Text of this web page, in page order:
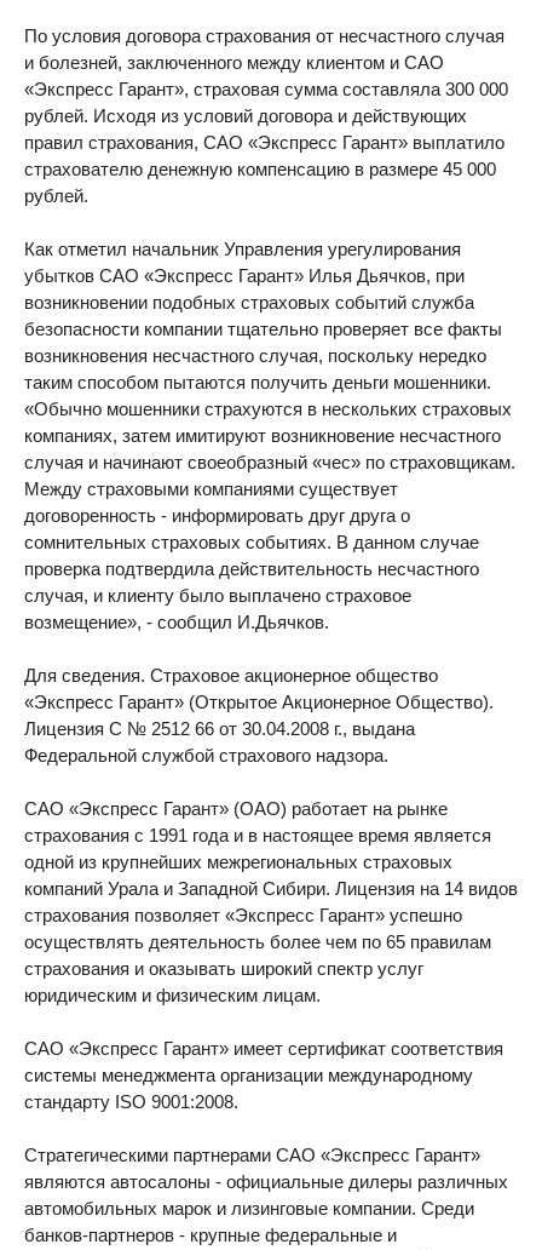
По условия договора страхования от несчастного случая
и болезней, заключенного между клиентом и САО
«Экспресс Гарант», страховая сумма составляла 300 000
рублей. Исходя из условий договора и действующих
правил страхования, САО «Экспресс Гарант» выплатило
страхователю денежную компенсацию в размере 45 000
рублей.
Как отметил начальник Управления урегулирования
убытков САО «Экспресс Гарант» Илья Дьячков, при
возникновении подобных страховых событий служба
безопасности компании тщательно проверяет все факты
возникновения несчастного случая, поскольку нередко
таким способом пытаются получить деньги мошенники.
«Обычно мошенники страхуются в нескольких страховых
компаниях, затем имитируют возникновение несчастного
случая и начинают своеобразный «чес» по страховщикам.
Между страховыми компаниями существует
договоренность - информировать друг друга о
сомнительных страховых событиях. В данном случае
проверка подтвердила действительность несчастного
случая, и клиенту было выплачено страховое
возмещение», - сообщил И.Дьячков.
Для сведения. Страховое акционерное общество
«Экспресс Гарант» (Открытое Акционерное Общество).
Лицензия С № 2512 66 от 30.04.2008 г., выдана
Федеральной службой страхового надзора.
САО «Экспресс Гарант» (ОАО) работает на рынке
страхования с 1991 года и в настоящее время является
одной из крупнейших межрегиональных страховых
компаний Урала и Западной Сибири. Лицензия на 14 видов
страхования позволяет «Экспресс Гарант» успешно
осуществлять деятельность более чем по 65 правилам
страхования и оказывать широкий спектр услуг
юридическим и физическим лицам.
САО «Экспресс Гарант» имеет сертификат соответствия
системы менеджмента организации международному
стандарту ISO 9001:2008.
Стратегическими партнерами САО «Экспресс Гарант»
являются автосалоны - официальные дилеры различных
автомобильных марок и лизинговые компании. Среди
банков-партнеров - крупные федеральные и